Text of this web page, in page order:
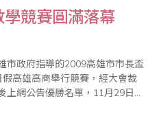
競賽圓滿落幕
市政府指導的2009高雄市市長盃
高雄高商舉行競賽，經大會裁
網公告優勝名單，11月29日假